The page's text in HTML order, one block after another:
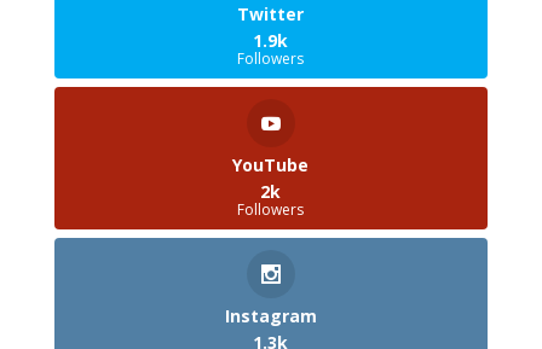
Twitter
1.9k
Followers
YouTube
2k
Followers
Instagram
1.3k